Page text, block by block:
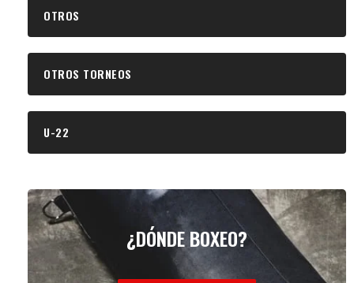
OTROS
OTROS TORNEOS
U-22
¿DÓNDE BOXEO?